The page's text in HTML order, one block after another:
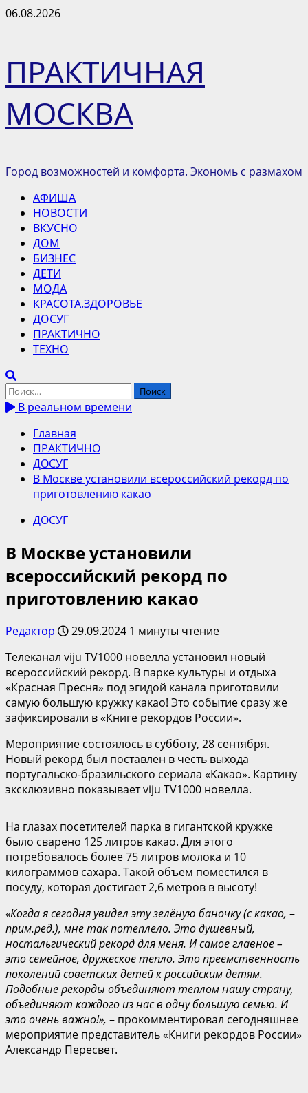
Перейти
06.08.2026
ПРАКТИЧНАЯ
МОСКВА
Город возможностей и комфорта. Экономь с размахом
Основное
меню
АФИША
НОВОСТИ
ВКУСНО
ДОМ
БИЗНЕС
ДЕТИ
МОДА
КРАСОТА.ЗДОРОВЬЕ
ДОСУГ
ПРАКТИЧНО
ТЕХНО
Найти:
В реальном времени
Главная
ПРАКТИЧНО
ДОСУГ
В Москве установили всероссийский рекорд по
приготовлению какао
ДОСУГ
В Москве установили
всероссийский рекорд по
приготовлению какао
Редактор 29.09.2024 1 минуты чтение
Телеканал viju TV1000 новелла установил новый
всероссийский рекорд. В парке культуры и отдыха
«Красная Пресня» под эгидой канала приготовили
самую большую кружку какао! Это событие сразу же
зафиксировали в «Книге рекордов России».
Мероприятие состоялось в субботу, 28 сентября.
Новый рекорд был поставлен в честь выхода
португальско-бразильского сериала «Какао». Картину
эксклюзивно показывает viju TV1000 новелла.
На глазах посетителей парка в гигантской кружке
было сварено 125 литров какао. Для этого
потребовалось более 75 литров молока и 10
килограммов сахара. Такой объем поместился в
посуду, которая достигает 2,6 метров в высоту!
«Когда ясегодняувидел эту зелёную баночку (с какао, –
прим.ред.), мне так потеплело. Это душевный,
ностальгический рекорд для меня. И самое главное –
это семейное, дружеское тепло. Это преемственность
поколений советских детей к российским детям.
Подобные рекорды объединяют теплом нашу страну,
объединяют каждого из нас в одну большую семью. И
это очень важно!», – прокомментировал сегодняшнее
мероприятие представитель «Книги рекордов России»
Александр Пересвет.